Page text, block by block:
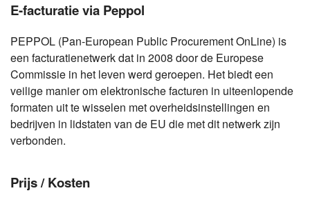
E-facturatie via Peppol
PEPPOL (Pan-European Public Procurement OnLine) is
een facturatienetwerk dat in 2008 door de Europese
Commissie in het leven werd geroepen. Het biedt een
veilige manier om elektronische facturen in uiteenlopende
formaten uit te wisselen met overheidsinstellingen en
bedrijven in lidstaten van de EU die met dit netwerk zijn
verbonden.
Prijs / Kosten